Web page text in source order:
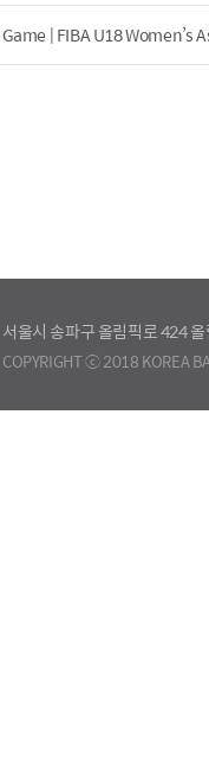
| FIBA U18 Women’s
서울시 송파구 올림픽로 424
COPYRIGHT ⓒ 2018 KOREA